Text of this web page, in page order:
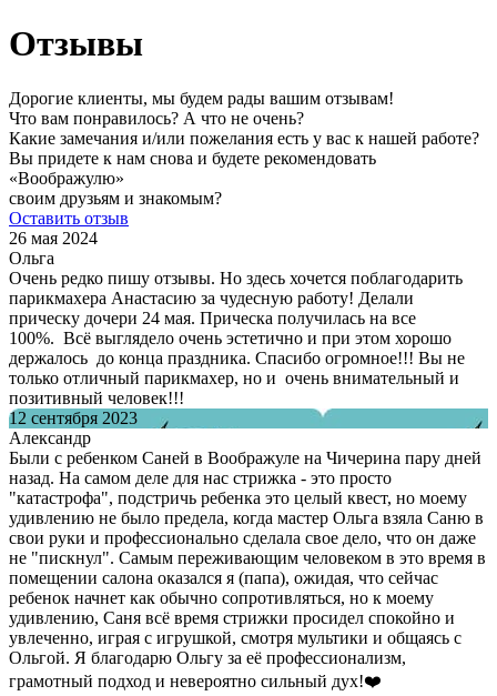
Отзывы
Дорогие клиенты, мы будем рады вашим отзывам!
Что вам понравилось? А что не очень?
Какие замечания и/или пожелания есть у вас к нашей работе?
Вы придете к нам снова и будете рекомендовать
«Воображулю»
своим друзьям и знакомым?
Оставить отзыв
26 мая 2024
Ольга
Очень редко пишу отзывы. Но здесь хочется поблагодарить
парикмахера Анастасию за чудесную работу! Делали
прическу дочери 24 мая. Прическа получилась на все
100%. Всё выглядело очень эстетично и при этом хорошо
держалось до конца праздника. Спасибо огромное!!! Вы не
только отличный парикмахер, но и очень внимательный и
позитивный человек!!!
12 сентября 2023
Александр
Были с ребенком Саней в Воображуле на Чичерина пару дней
назад. На самом деле для нас стрижка - это просто
"катастрофа", подстричь ребенка это целый квест, но моему
удивлению не было предела, когда мастер Ольга взяла Саню в
свои руки и профессионально сделала свое дело, что он даже
не "пискнул". Самым переживающим человеком в это время в
помещении салона оказался я (папа), ожидая, что сейчас
ребенок начнет как обычно сопротивляться, но к моему
удивлению, Саня всё время стрижки просидел спокойно и
увлеченно, играя с игрушкой, смотря мультики и общаясь с
Ольгой. Я благодарю Ольгу за её профессионализм,
грамотный подход и невероятно сильный дух!❤️